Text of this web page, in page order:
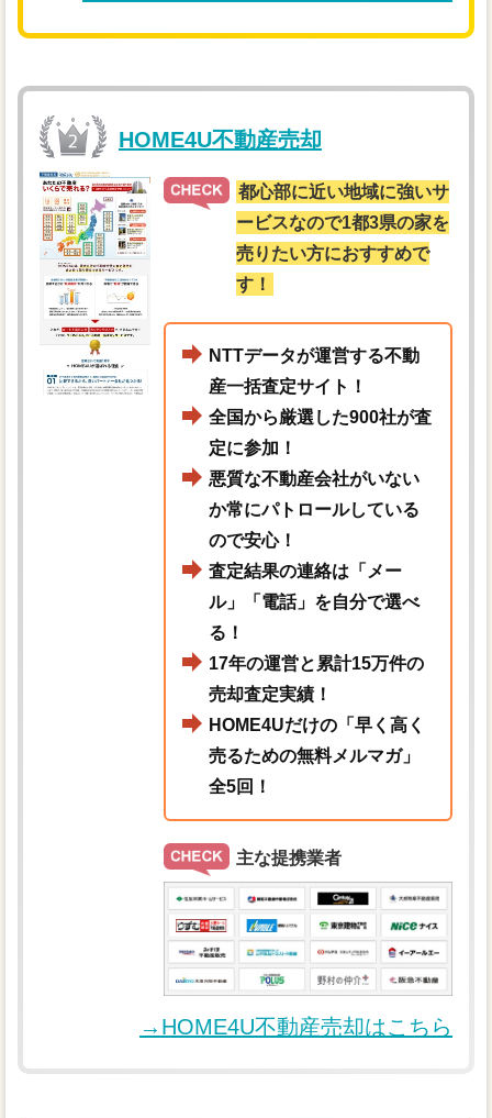
HOME4U不動産売却
都心部に近い地域に強いサ
ービスなので1都3県の家を
売りたい方におすすめで
す！
NTTデータが運営する不動
産一括査定サイト！
全国から厳選した900社が査
定に参加！
悪質な不動産会社がいない
か常にパトロールしている
ので安心！
査定結果の連絡は「メー
ル」「電話」を自分で選べ
る！
17年の運営と累計15万件の
売却査定実績！
HOME4Uだけの「早く高く
売るための無料メルマガ」
全5回！
主な提携業者
→HOME4U不動産売却はこちら